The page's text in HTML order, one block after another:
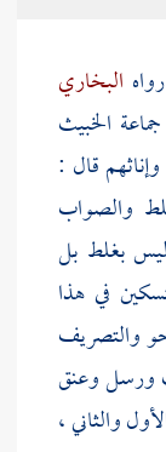
البخاري
الخبيث
قال :
والصواب
بغلط بل
في هذا
والتصريف
ورسل وعنق
والثاني ،